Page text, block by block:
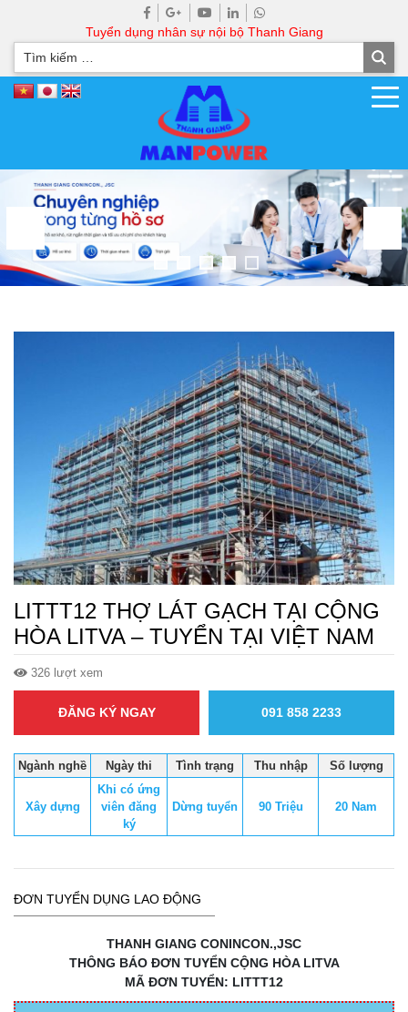
Tuyển dụng nhân sự nội bộ Thanh Giang
LITTT12 THỢ LÁT GẠCH TẠI CỘNG
HÒA LITVA – TUYỂN TẠI VIỆT NAM
326 lượt xem
ĐĂNG KÝ NGAY 091 858 2233
Ngành nghề Ngày thi Tình trạng Thu nhập Số lượng
Xây dựng
Khi có ứng
viên đăng
ký
Dừng tuyển 90 Triệu 20 Nam
ĐƠN TUYỂN DỤNG LAO ĐỘNG
THANH GIANG CONINCON.,JSC
THÔNG BÁO ĐƠN TUYỂN CỘNG HÒA LITVA
MÃ ĐƠN TUYỂN: LITTT12